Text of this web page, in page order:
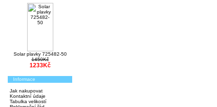
Solar plavky 725482-50
1450Kč
1233Kč
Informace
Jak nakupovat
Kontaktní údaje
Tabulka velikostí